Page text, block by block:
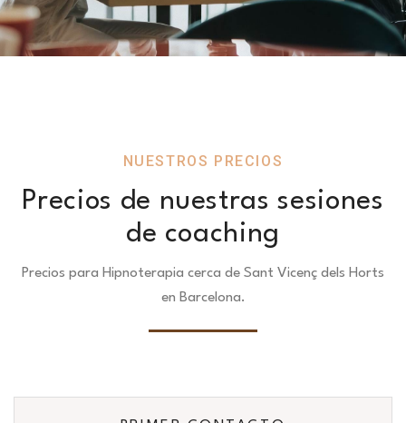
NUESTROS PRECIOS
Precios de nuestras sesiones
de coaching
Precios para Hipnoterapia cerca de Sant Vicenç dels Horts
en Barcelona.